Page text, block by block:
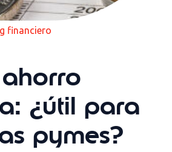
financiero
¿útil para
pymes?